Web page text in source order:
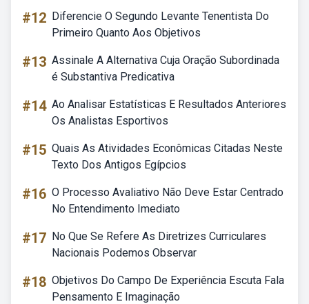
#12 Diferencie O Segundo Levante Tenentista Do
Primeiro Quanto Aos Objetivos
#13 Assinale A Alternativa Cuja Oração Subordinada
é Substantiva Predicativa
#14 Ao Analisar Estatísticas E Resultados Anteriores
Os Analistas Esportivos
#15 Quais As Atividades Econômicas Citadas Neste
Texto Dos Antigos Egípcios
#16 O Processo Avaliativo Não Deve Estar Centrado
No Entendimento Imediato
#17 No Que Se Refere As Diretrizes Curriculares
Nacionais Podemos Observar
#18 Objetivos Do Campo De Experiência Escuta Fala
Pensamento E Imaginação